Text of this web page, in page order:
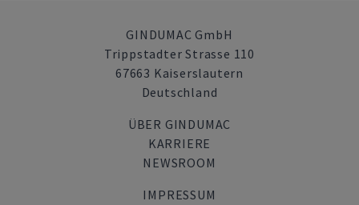
GINDUMAC GmbH
Trippstadter Strasse 110
67663 Kaiserslautern
Deutschland
ÜBER GINDUMAC
KARRIERE
NEWSROOM
IMPRESSUM